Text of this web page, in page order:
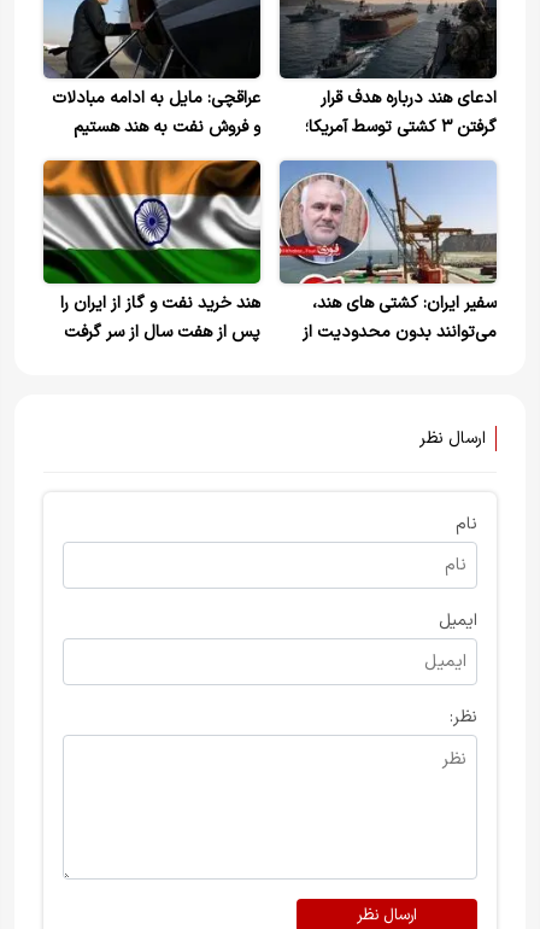
ادعای هند درباره هدف قرار
گرفتن ۳ کشتی توسط آمریکا؛
ارتش آمریکا از توقیف سومین
نفتکش خبر داد
عراقچی: مایل به ادامه مبادلات
و فروش نفت به هند هستیم
سفیر ایران: کشتی های هند،
می‌توانند بدون محدودیت از
هند خرید نفت و گاز از ایران را
پس از هفت سال از سر گرفت
ارسال نظر
نام
ایمیل
نظر:
ارسال نظر